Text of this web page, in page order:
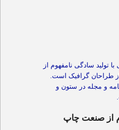
تولید سادگی نامفهوم از
طراحان گرافیک است.
و مجله در ستون و
از صنعت چاپ